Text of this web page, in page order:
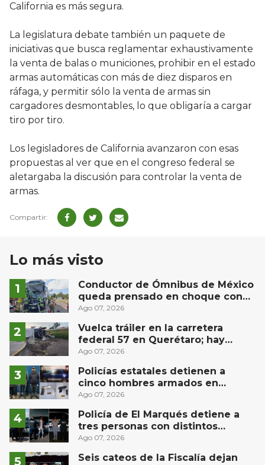
California es más segura.
La legislatura debate también un paquete de
iniciativas que busca reglamentar exhaustivamente
la venta de balas o municiones, prohibir en el estado
armas automáticas con más de diez disparos en
ráfaga, y permitir sólo la venta de armas sin
cargadores desmontables, lo que obligaría a cargar
tiro por tiro.
Los legisladores de California avanzaron con esas
propuestas al ver que en el congreso federal se
aletargaba la discusión para controlar la venta de
armas.
Lo más visto
Conductor de Ómnibus de México
queda prensado en choque con
materialista en San Juan del Río
Ago 07, 2026
Vuelca tráiler en la carretera
federal 57 en Querétaro; hay
derrame de combustible
Ago 07, 2026
Policías estatales detienen a
cinco hombres armados en
Puebla capital
Ago 07, 2026
Policía de El Marqués detiene a
tres personas con distintos
narcóticos
Ago 07, 2026
Seis cateos de la Fiscalía dejan